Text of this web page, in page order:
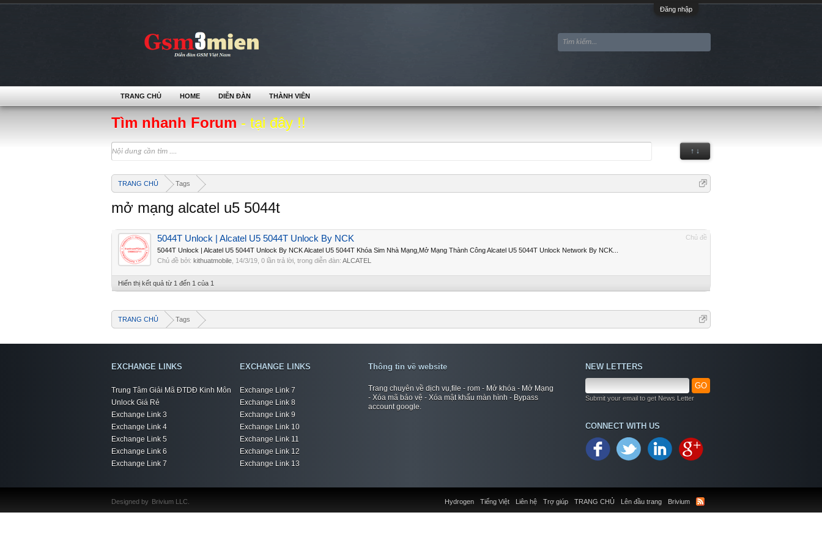
Đăng nhập
Tìm nhanh Forum - tại đây !!
↑ ↓
TRANG CHỦ Tags
mở mạng alcatel u5 5044t
Chủ đề
5044T Unlock | Alcatel U5 5044T Unlock By NCK
5044T Unlock | Alcatel U5 5044T Unlock By NCK Alcatel U5 5044T Khóa Sim Nhà Mạng,Mở Mạng Thành Công Alcatel U5 5044T Unlock Network By NCK...
Chủ đề bởi: kithuatmobile 14/3/19 , 0 lần trả lời, trong diễn đàn: ALCATEL
Hiển thị kết quả từ 1 đến 1 của 1
TRANG CHỦ Tags
TRANG CHỦ HOME DIỄN ĐÀN THÀNH VIÊN
EXCHANGE LINKS
Trung Tâm Giải Mã ĐTDĐ Kinh Môn
Unlock Giá Rẻ
Exchange Link 3
Exchange Link 4
Exchange Link 5
Exchange Link 6
Exchange Link 7
EXCHANGE LINKS
Exchange Link 7
Exchange Link 8
Exchange Link 9
Exchange Link 10
Exchange Link 11
Exchange Link 12
Exchange Link 13
Thông tin về website
Trang chuyên về dịch vụ,file - rom - Mở khóa - Mở Mạng
- Xóa mã bảo vệ - Xóa mật khẩu màn hình - Bypass
account google.
NEW LETTERS
GO
Submit your email to get News Letter
CONNECT WITH US
Liên hệ Trợ giúp TRANG CHỦ Lên đầu trang Brivium
Hydrogen Tiếng Việt
Designed by Brivium LLC.